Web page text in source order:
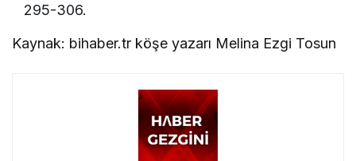
295-306.
Kaynak: bihaber.tr köşe yazarı Melina Ezgi Tosun